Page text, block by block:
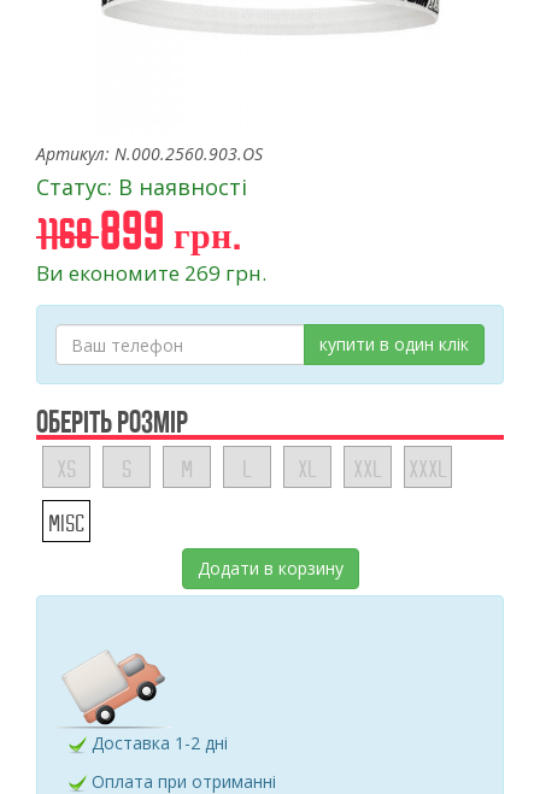
Артикул: N.000.2560.903.OS
Статус: В наявності
1168899 грн.
Ви економите 269 грн.
купити в один клік
ОБЕРІТЬ РОЗМІР
XS S M L XL XXL XXXL
MISC
Додати в корзину
Доставка 1-2 дні
Оплата при отриманні